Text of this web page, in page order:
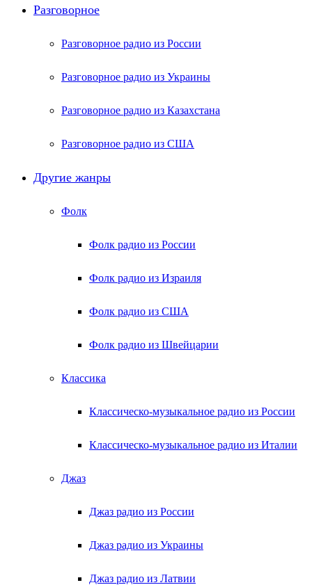
Разговорное
Разговорное радио из России
Разговорное радио из Украины
Разговорное радио из Казахстана
Разговорное радио из США
Другие жанры
Фолк
Фолк радио из России
Фолк радио из Израиля
Фолк радио из США
Фолк радио из Швейцарии
Классика
Классическо-музыкальное радио из России
Классическо-музыкальное радио из Италии
Джаз
Джаз радио из России
Джаз радио из Украины
Джаз радио из Латвии